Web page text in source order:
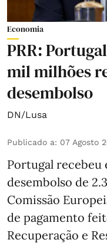
Economia
PRR:
mil milhões
desembolso
DN/Lusa
Publicado a: 07 Agosto
Portugal recebeu
desembolso de
Comissão
de pagamento
Recuperação e